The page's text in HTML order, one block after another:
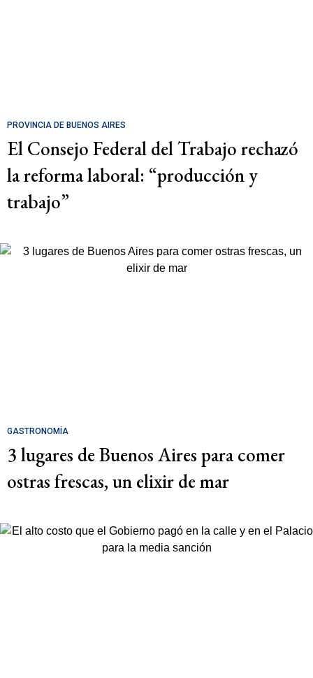
PROVINCIA DE BUENOS AIRES
El Consejo Federal del Trabajo rechazó
la reforma laboral: “producción y
trabajo”
GASTRONOMÍA
3 lugares de Buenos Aires para comer
ostras frescas, un elixir de mar